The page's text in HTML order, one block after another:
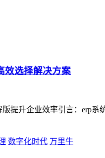
效选择解决方案
提升企业效率引言：erp
数字化时代 万里牛